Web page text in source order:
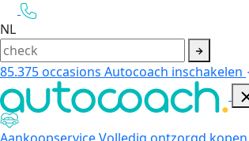
NL
85.375occasions Autocoach inschakelen
AankoopserviceVolledig ontzorgd kopen